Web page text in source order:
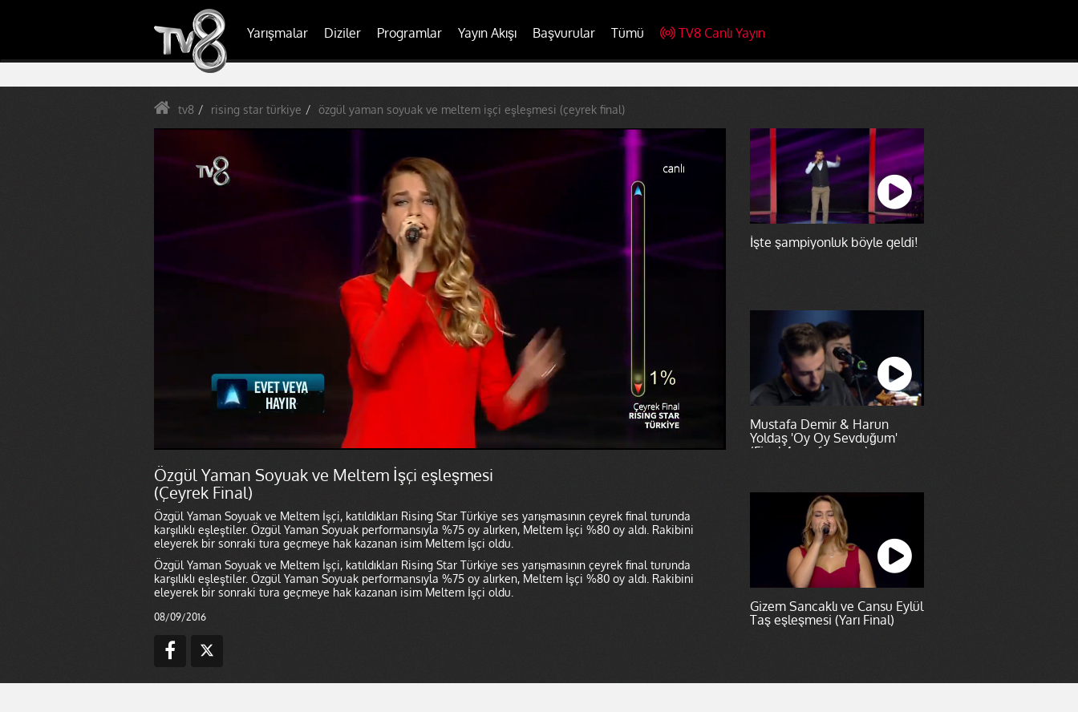
Yarışmalar Diziler Programlar Yayın Akışı Başvurular Tümü TV8 Canlı Yayın
tv8 rising star türkiye özgül yaman soyuak ve meltem işçi eşleşmesi (çeyrek final)
Özgül Yaman Soyuak ve Meltem İşçi eşleşmesi
(Çeyrek Final)
Özgül Yaman Soyuak ve Meltem İşçi, katıldıkları Rising Star Türkiye ses yarışmasının çeyrek final turunda
karşılıklı eşleştiler. Özgül Yaman Soyuak performansıyla %75 oy alırken, Meltem İşçi %80 oy aldı. Rakibini
eleyerek bir sonraki tura geçmeye hak kazanan isim Meltem İşçi oldu.
Özgül Yaman Soyuak ve Meltem İşçi, katıldıkları Rising Star Türkiye ses yarışmasının çeyrek final turunda
karşılıklı eşleştiler. Özgül Yaman Soyuak performansıyla %75 oy alırken, Meltem İşçi %80 oy aldı. Rakibini
eleyerek bir sonraki tura geçmeye hak kazanan isim Meltem İşçi oldu.
08/09/2016
İşte şampiyonluk böyle geldi!
Mustafa Demir & Harun
Yoldaş 'Oy Oy Sevduğum'
(Final 4. performans)
Gizem Sancaklı ve Cansu Eylül
Taş eşleşmesi (Yarı Final)